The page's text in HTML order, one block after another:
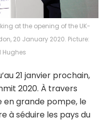
at the opening of the UK-
20 January 2020. Picture:
Hughes
21 janvier prochain,
2020. À travers
grande pompe, le
à séduire les pays du